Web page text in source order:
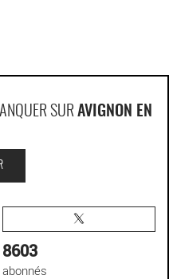
SUR AVIGNON EN
8603
abonnés